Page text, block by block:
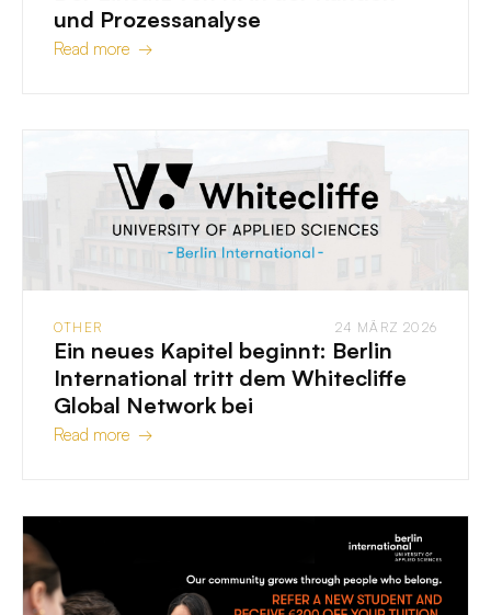
und Prozessanalyse
Read more →
OTHER 24 MÄRZ 2026
Ein neues Kapitel beginnt: Berlin
International tritt dem Whitecliffe
Global Network bei
Read more →